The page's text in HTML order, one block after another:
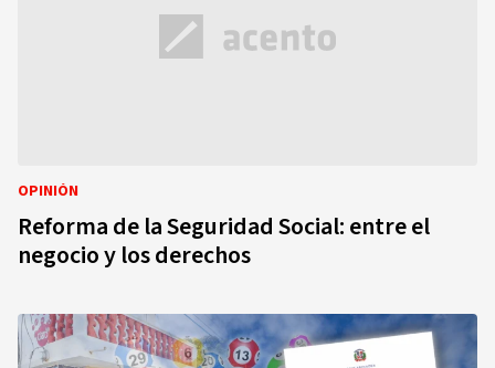
OPINIÓN
Reforma de la Seguridad Social: entre el
negocio y los derechos